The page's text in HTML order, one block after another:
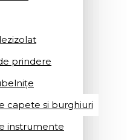
prindere
capete si burghiuri
instrumente